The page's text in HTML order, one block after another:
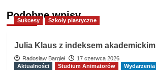
Podobne wpisy
Sukcesy Szkoły plastyczne
Julia Klaus z indeksem akademickim
Radosław Bargieł
17 czerwca 2026
Aktualności
Studium Animatorów Wydarzenia